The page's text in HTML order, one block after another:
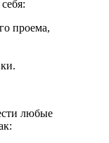
проема,
любые